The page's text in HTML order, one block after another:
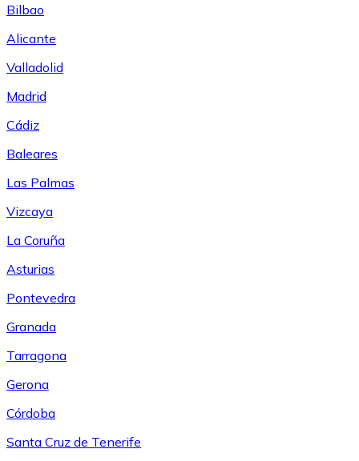
Bilbao
Alicante
Valladolid
Madrid
Cádiz
Baleares
Las Palmas
Vizcaya
La Coruña
Asturias
Pontevedra
Granada
Tarragona
Gerona
Córdoba
Santa Cruz de Tenerife